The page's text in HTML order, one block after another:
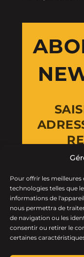
Pour offrir les meilleures
technologies telles que
informations de
nous permettra de
de navigation ou les
consentir ou retirer le
certaines